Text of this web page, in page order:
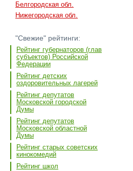
Белгородская обл.
Нижегородская обл.
"Свежие" рейтинги:
Рейтинг губернаторов (глав
субъектов) Российской
Федерации
Рейтинг детских
оздоровительных лагерей
Рейтинг депутатов
Московской городской
Думы
Рейтинг депутатов
Московской областной
Думы
Рейтинг старых советских
кинокомедий
Рейтинг школ